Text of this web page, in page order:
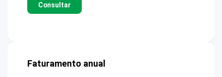
Consultar
Faturamento anual